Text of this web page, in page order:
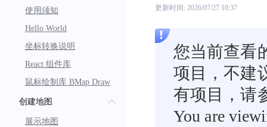
使用须知
Hello World
坐标转换说明
React 组件库
鼠标绘制库 BMap Draw
创建地图
展示地图
更新时间: 2026/07/27 10:37
您当前查看
项目，不建
有项目，请
You are